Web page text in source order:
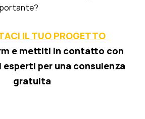
IL TUO PROGETTO
e mettiti in contatto con
per una consulenza
gratuita